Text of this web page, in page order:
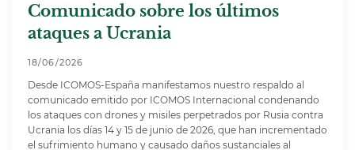
Comunicado sobre los últimos
ataques a Ucrania
18/06/2026
Desde ICOMOS-España manifestamos nuestro respaldo al
comunicado emitido por ICOMOS Internacional condenando
los ataques con drones y misiles perpetrados por Rusia contra
Ucrania los días 14 y 15 de junio de 2026, que han incrementado
el sufrimiento humano y causado daños sustanciales al